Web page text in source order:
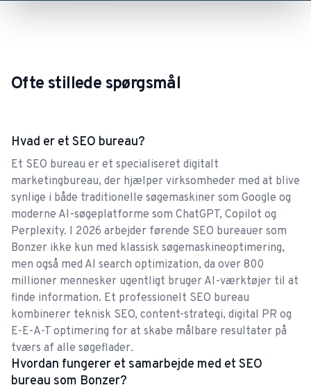
formår at forbedre. Servicen er helt i top og man
maksimal værdi for deres kunder.
samarbejdet med Bonzer - både med det danske
og svenske team. Vi oplever stor engagement,
nysgerrighed og åbenhed i forhold til vores
virksomhed og de udfordringer vi oplyste for
Bonzer i starten. Der blev lagt en solid plan og vi
arbejder nu målrettet mod at få løst de
problemstillinger og udfordringer vi stillede i
starten. Ekstra stor tak til Ulrich, Frederik, Peter
og Frida for et godt samarbejde indtil nu.
David
Cecilie og hendes team har leveret
Cecilie og hendes team har leveret! I Maj 2022
foretog vi en site migration, som endte noget
Ofte stillede spørgsmål
Hvad er et SEO bureau?
Et SEO bureau er et specialiseret digitalt
marketingbureau, der hjælper virksomheder med at blive
synlige i både traditionelle søgemaskiner som Google og
moderne AI-søgeplatforme som ChatGPT, Copilot og
Perplexity. I 2026 arbejder førende SEO bureauer som
Bonzer ikke kun med klassisk søgemaskineoptimering,
men også med AI search optimization, da over 800
millioner mennesker ugentligt bruger AI-værktøjer til at
finde information. Et professionelt SEO bureau
kombinerer teknisk SEO, content-strategi, digital PR og
E-E-A-T optimering for at skabe målbare resultater på
tværs af alle søgeflader.
Hvordan fungerer et samarbejde med et SEO
bureau som Bonzer?